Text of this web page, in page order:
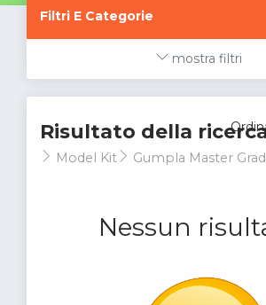
Filtri E Categorie
mostra filtri
Risultato della
Model Kit Gumpla Master
Nessun